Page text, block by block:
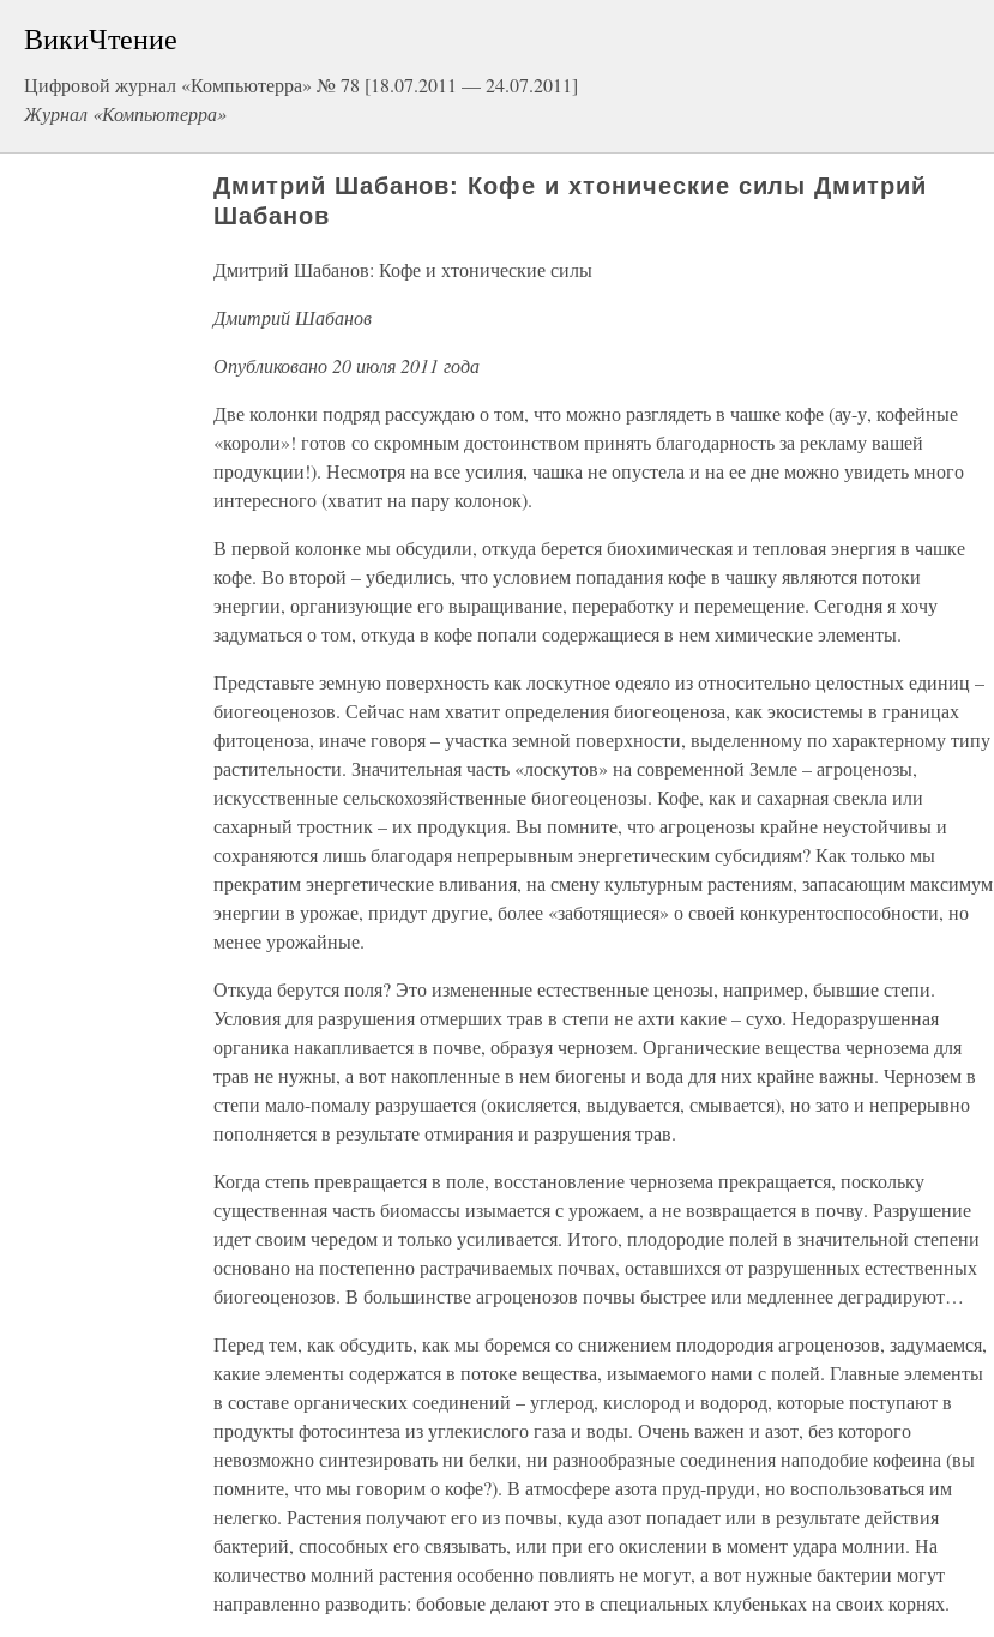
ВикиЧтение
Цифровой журнал «Компьютерра» № 78 [18.07.2011 — 24.07.2011]
Журнал «Компьютерра»
Дмитрий Шабанов: Кофе и хтонические силы Дмитрий
Шабанов
Дмитрий Шабанов: Кофе и хтонические силы
Дмитрий Шабанов
Опубликовано 20 июля 2011 года
Две колонки подряд рассуждаю о том, что можно разглядеть в чашке кофе (ау-у, кофейные
«короли»! готов со скромным достоинством принять благодарность за рекламу вашей
продукции!). Несмотря на все усилия, чашка не опустела и на ее дне можно увидеть много
интересного (хватит на пару колонок).
В первой колонке мы обсудили, откуда берется биохимическая и тепловая энергия в чашке
кофе. Во второй – убедились, что условием попадания кофе в чашку являются потоки
энергии, организующие его выращивание, переработку и перемещение. Сегодня я хочу
задуматься о том, откуда в кофе попали содержащиеся в нем химические элементы.
Представьте земную поверхность как лоскутное одеяло из относительно целостных единиц –
биогеоценозов. Сейчас нам хватит определения биогеоценоза, как экосистемы в границах
фитоценоза, иначе говоря – участка земной поверхности, выделенному по характерному типу
растительности. Значительная часть «лоскутов» на современной Земле – агроценозы,
искусственные сельскохозяйственные биогеоценозы. Кофе, как и сахарная свекла или
сахарный тростник – их продукция. Вы помните, что агроценозы крайне неустойчивы и
сохраняются лишь благодаря непрерывным энергетическим субсидиям? Как только мы
прекратим энергетические вливания, на смену культурным растениям, запасающим максимум
энергии в урожае, придут другие, более «заботящиеся» о своей конкурентоспособности, но
менее урожайные.
Откуда берутся поля? Это измененные естественные ценозы, например, бывшие степи.
Условия для разрушения отмерших трав в степи не ахти какие – сухо. Недоразрушенная
органика накапливается в почве, образуя чернозем. Органические вещества чернозема для
трав не нужны, а вот накопленные в нем биогены и вода для них крайне важны. Чернозем в
степи мало-помалу разрушается (окисляется, выдувается, смывается), но зато и непрерывно
пополняется в результате отмирания и разрушения трав.
Когда степь превращается в поле, восстановление чернозема прекращается, поскольку
существенная часть биомассы изымается с урожаем, а не возвращается в почву. Разрушение
идет своим чередом и только усиливается. Итого, плодородие полей в значительной степени
основано на постепенно растрачиваемых почвах, оставшихся от разрушенных естественных
биогеоценозов. В большинстве агроценозов почвы быстрее или медленнее деградируют…
Перед тем, как обсудить, как мы боремся со снижением плодородия агроценозов, задумаемся,
какие элементы содержатся в потоке вещества, изымаемого нами с полей. Главные элементы
в составе органических соединений – углерод, кислород и водород, которые поступают в
продукты фотосинтеза из углекислого газа и воды. Очень важен и азот, без которого
невозможно синтезировать ни белки, ни разнообразные соединения наподобие кофеина (вы
помните, что мы говорим о кофе?). В атмосфере азота пруд-пруди, но воспользоваться им
нелегко. Растения получают его из почвы, куда азот попадает или в результате действия
бактерий, способных его связывать, или при его окислении в момент удара молнии. На
количество молний растения особенно повлиять не могут, а вот нужные бактерии могут
направленно разводить: бобовые делают это в специальных клубеньках на своих корнях.